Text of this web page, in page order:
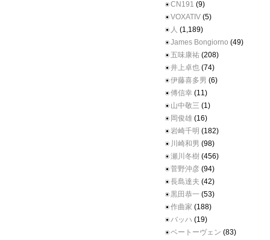
CN191 (9)
VOXATIV (5)
人 (1,189)
James Bongiorno (49)
五味康祐 (208)
井上卓也 (74)
伊藤喜多男 (6)
傅信幸 (11)
山中敬三 (1)
岡俊雄 (16)
岩崎千明 (182)
川崎和男 (98)
瀬川冬樹 (456)
菅野沖彦 (94)
長島達夫 (42)
黒田恭一 (53)
作曲家 (188)
バッハ (19)
ベートーヴェン (83)